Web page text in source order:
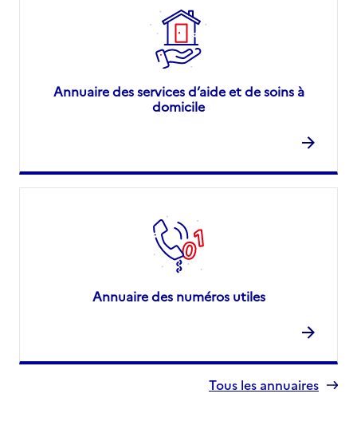
Annuaire des services d’aide et de soins à
domicile
Annuaire des numéros utiles
Tous les annuaires